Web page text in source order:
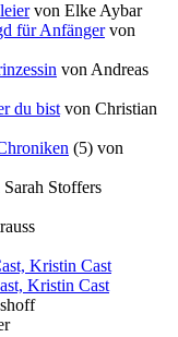
von Elke Aybar
für Anfängervon
von Andreas
du bist von Christian
(5) von
Stoffers
Kristin Cast
Kristin Cast